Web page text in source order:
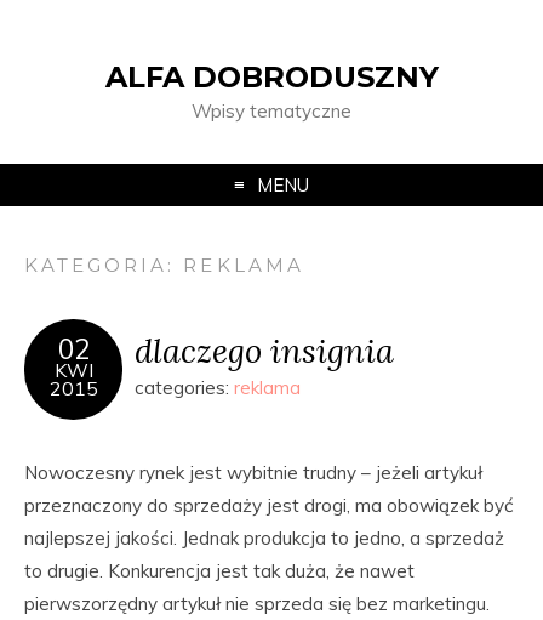
ALFA DOBRODUSZNY
Wpisy tematyczne
MENU
KATEGORIA: REKLAMA
02
KWI
2015
dlaczego insignia
categories: reklama
Nowoczesny rynek jest wybitnie trudny – jeżeli artykuł
przeznaczony do sprzedaży jest drogi, ma obowiązek być
najlepszej jakości. Jednak produkcja to jedno, a sprzedaż
to drugie. Konkurencja jest tak duża, że nawet
pierwszorzędny artykuł nie sprzeda się bez marketingu.